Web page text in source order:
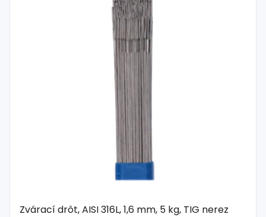
Zvárací drôt, AISI 316L, 1,6 mm, 5 kg, TIG nerez